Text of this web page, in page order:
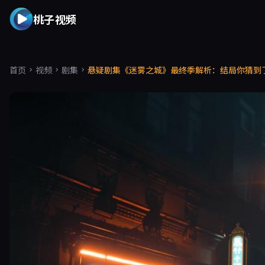
桃子视频
首页 视频 剧集 悬疑剧集《迷雾之城》最终季解析：结局你猜到